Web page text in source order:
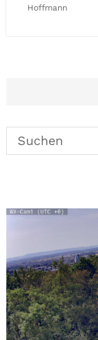
Hoffmann